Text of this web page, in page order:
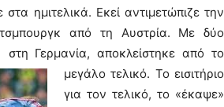
ημιτελικά. Εκεί αντιμετώπιζε την
από τη Αυστρία. Με δύο
στη Γερμανία, αποκλείστηκε από το
μεγάλο τελικό. Το εισιτήριο
για τον τελικό, το «έκαψε»